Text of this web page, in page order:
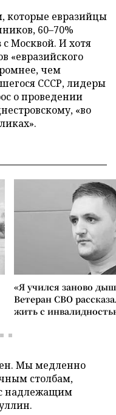
которые евразийцы
60–70%
Москвой. И хотя
«евразийского
чем
СССР, лидеры
о проведении
«во
«Я учился заново
Ветеран СВО
жить с
Мы медленно
столбам,
с надлежащим